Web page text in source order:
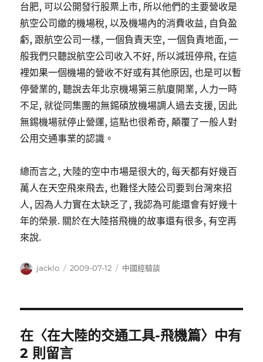
台肥, 可以公開發行股票上市, 所以他們的主要營收是
航空公司繳的機場稅, 以及機場內的消費收益, 自負盈
虧, 跟航空公司一樣, 一個負責天空, 一個負責地面, 一
般我們只聽說航空公司收入不好, 所以減班停飛, 在這
裡如果一個機場的營收不好或有其他原因, 也是可以暫
停營業的, 聽說去年北京機場第三航廈開業, 人力一時
不足, 就從同集團的無錫碩放機場調人過去支援, 因此
無錫機場就停止營運, 這點也很希奇, 顛覆了一般人對
公用交通事業的認識。
總而言之, 大陸的空中市場是很大的, 每天都有好幾百
萬人在天空飛來飛去, 也難怪大陸公司要到台灣來招
人, 因為人力實在太缺乏了, 我認為可能還會有好幾十
年的榮景. 關於在大陸搭飛機的故事還有很多, 有空再
來說.
作
jacklo
發
2009-07-12
分
中國經驗談
在〈在大陸的交通工具-飛機篇〉中有
2 則留言